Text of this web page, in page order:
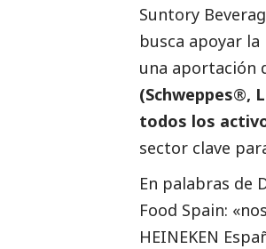
Suntory
busca apoyar
una aportación
(Schweppes®,
todos los
sector clave
En palabras de
Food Spain:
HEINEKEN